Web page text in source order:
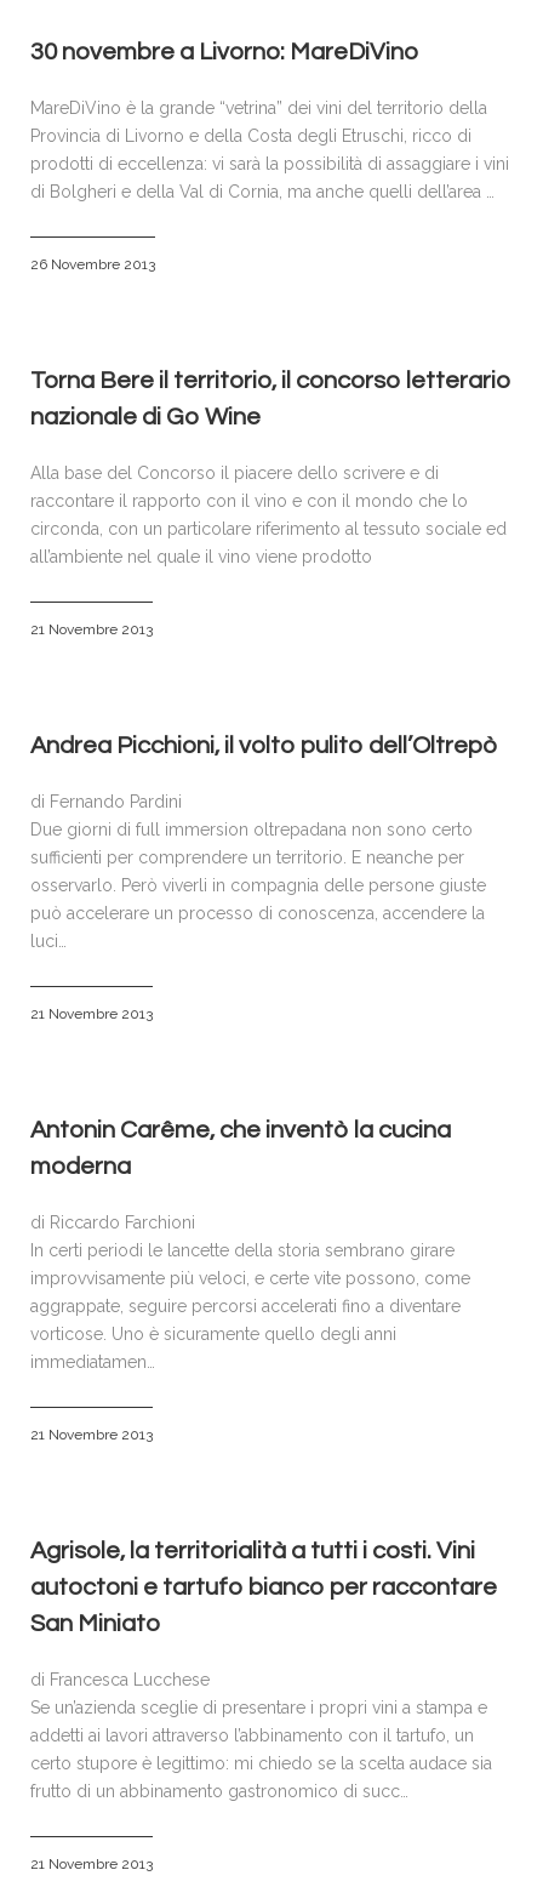
30 novembre a Livorno: MareDiVino
MareDiVino è la grande “vetrina” dei vini del territorio della
Provincia di Livorno e della Costa degli Etruschi, ricco di
prodotti di eccellenza: vi sarà la possibilità di assaggiare i vini
di Bolgheri e della Val di Cornia, ma anche quelli dell’area …
26 Novembre 2013
Torna Bere il territorio, il concorso letterario
nazionale di Go Wine
Alla base del Concorso il piacere dello scrivere e di
raccontare il rapporto con il vino e con il mondo che lo
circonda, con un particolare riferimento al tessuto sociale ed
all’ambiente nel quale il vino viene prodotto
21 Novembre 2013
Andrea Picchioni, il volto pulito dell’Oltrepò
di Fernando Pardini
Due giorni di full immersion oltrepadana non sono certo
sufficienti per comprendere un territorio. E neanche per
osservarlo. Però viverli in compagnia delle persone giuste
può accelerare un processo di conoscenza, accendere la
luci…
21 Novembre 2013
Antonin Carême, che inventò la cucina
moderna
di Riccardo Farchioni
In certi periodi le lancette della storia sembrano girare
improvvisamente più veloci, e certe vite possono, come
aggrappate, seguire percorsi accelerati fino a diventare
vorticose. Uno è sicuramente quello degli anni
immediatamen…
21 Novembre 2013
Agrisole, la territorialità a tutti i costi. Vini
autoctoni e tartufo bianco per raccontare
San Miniato
di Francesca Lucchese
Se un’azienda sceglie di presentare i propri vini a stampa e
addetti ai lavori attraverso l’abbinamento con il tartufo, un
certo stupore è legittimo: mi chiedo se la scelta audace sia
frutto di un abbinamento gastronomico di succ…
21 Novembre 2013